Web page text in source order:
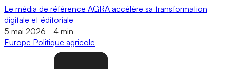
Le média de référence AGRA accélère sa transformation
digitale et éditoriale
5 mai 2026 - 4 min
Europe Politique agricole